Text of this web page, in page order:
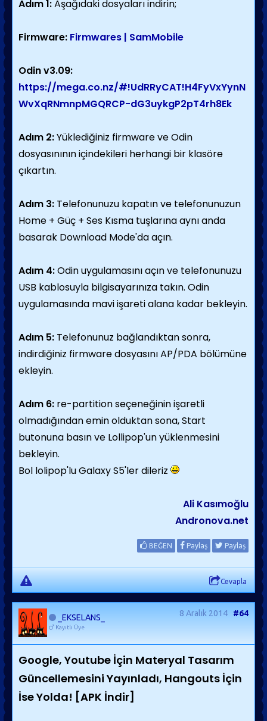
Adım 1:Aşağıdaki dosyaları indirin;
Firmware: Firmwares | SamMobile
Odin v3.09:
https://mega.co.nz/#!UdRRyCAT!H4FyVxYynN
WvXqRNmnpMGQRCP-dG3uykgP2pT4rh8Ek
Adım 2:Yüklediğiniz firmware ve Odin
dosyasınının içindekileri herhangi bir klasöre
çıkartın.
Adım 3: Telefonunuzu kapatın ve telefonunuzun
Home + Güç + Ses Kısma tuşlarına aynı anda
basarak Download Mode'da açın.
Adım 4:Odin uygulamasını açın ve telefonunuzu
USB kablosuyla bilgisayarınıza takın. Odin
uygulamasında mavi işareti alana kadar bekleyin.
Adım 5: Telefonunuz bağlandıktan sonra,
indirdiğiniz firmware dosyasını AP/PDA bölümüne
ekleyin.
Adım 6: re-partition seçeneğinin işaretli
olmadığından emin olduktan sona, Start
butonuna basın ve Lollipop'un yüklenmesini
bekleyin.
Bol lolipop'lu Galaxy S5'ler dileriz
Ali Kasımoğlu
Andronova.net
BEĞEN Paylaş Paylaş
Cevapla
_EKSELANS_
Kayıtlı Üye
8 Aralık 2014 #64
Google, Youtube İçin Materyal Tasarım
Güncellemesini Yayınladı, Hangouts İçin
İse Yolda! [APK İndir]